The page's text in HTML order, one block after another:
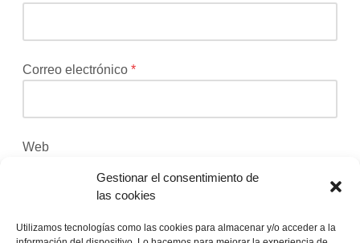
Gestionar el consentimiento de
las cookies
Utilizamos tecnologías como las cookies para almacenar y/o acceder a la
Correo electrónico*
Web
Recibir un correo electrónico con los siguientes